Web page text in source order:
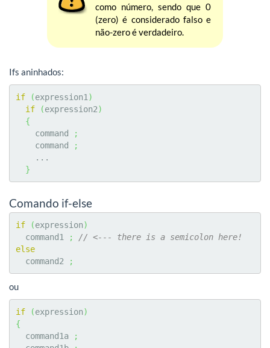
como número, sendo que 0
(zero) é considerado falso e
não-zero é verdadeiro.
Ifs aninhados:
if (expression1 )
if
(expression2)
{
    command
;
    command
;
}
Comando if-else
if (expression)
  command1
;
// <--- there is a semicolon here!
else
  command2
;
ou
if (expression)
{
  command1a
;